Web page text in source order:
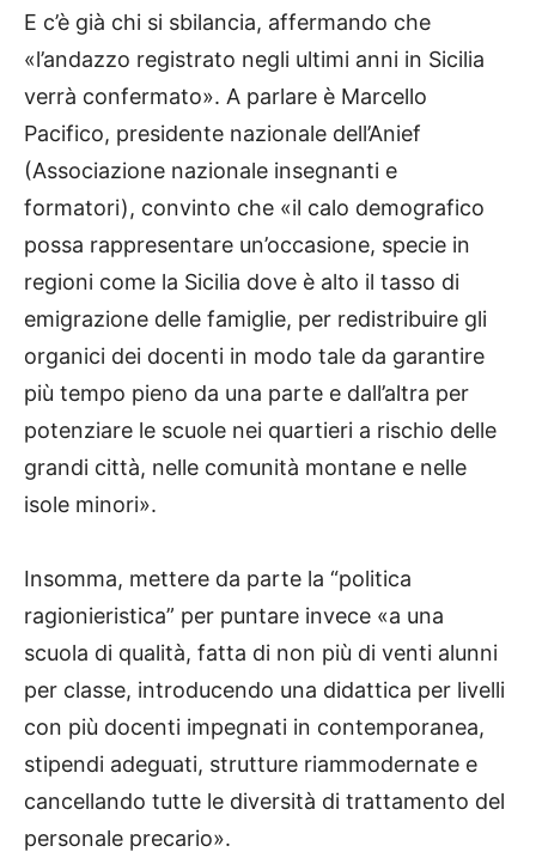
E c’è già chi si sbilancia, affermando che
«l’andazzo registrato negli ultimi anni in Sicilia
verrà confermato». A parlare è Marcello
Pacifico, presidente nazionale dell’Anief
(Associazione nazionale insegnanti e
formatori), convinto che «il calo demografico
possa rappresentare un’occasione, specie in
regioni come la Sicilia dove è alto il tasso di
emigrazione delle famiglie, per redistribuire gli
organici dei docenti in modo tale da garantire
più tempo pieno da una parte e dall’altra per
potenziare le scuole nei quartieri a rischio delle
grandi città, nelle comunità montane e nelle
isole minori».
Insomma, mettere da parte la “politica
ragionieristica” per puntare invece «a una
scuola di qualità, fatta di non più di venti alunni
per classe, introducendo una didattica per livelli
con più docenti impegnati in contemporanea,
stipendi adeguati, strutture riammodernate e
cancellando tutte le diversità di trattamento del
personale precario».